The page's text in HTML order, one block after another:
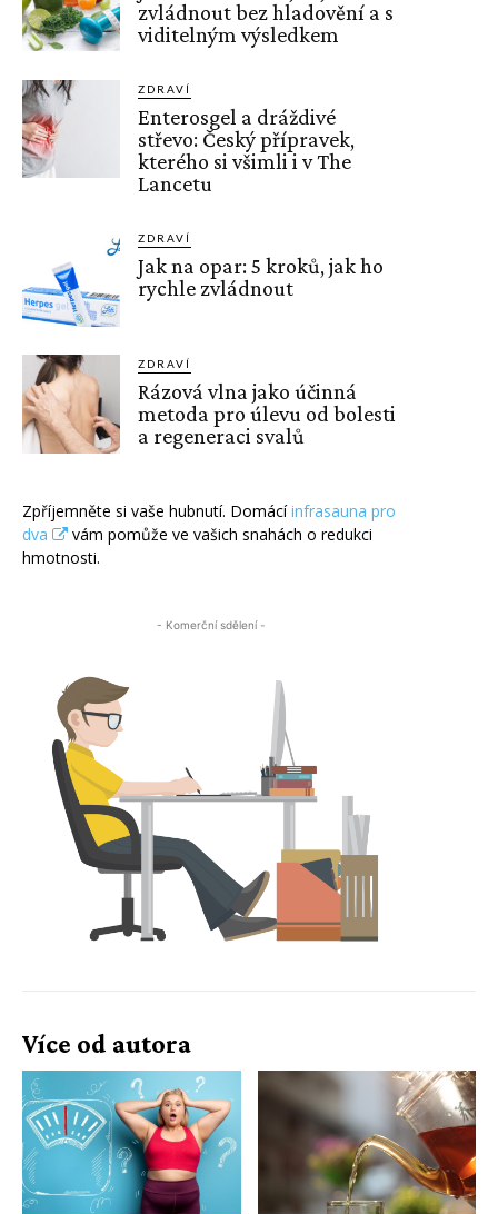
zvládnout bez hladovění a s
viditelným výsledkem
ZDRAVÍ
Enterosgel a dráždivé
střevo: Český přípravek,
kterého si všimli i v The
Lancetu
ZDRAVÍ
Jak na opar: 5 kroků, jak ho
rychle zvládnout
ZDRAVÍ
Rázová vlna jako účinná
metoda pro úlevu od bolesti
a regeneraci svalů
Zpříjemněte si vaše hubnutí. Domácíinfrasauna pro
dva
vám pomůže ve vašich snahách o redukci
hmotnosti.
- Komerční sdělení -
Více od autora